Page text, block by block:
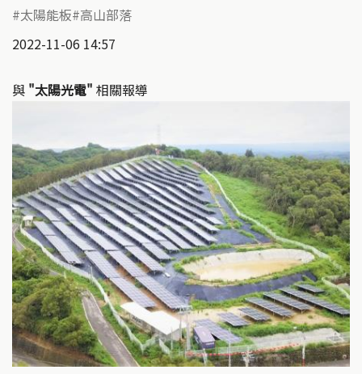
太陽能板 高山部落
2022-11-06 14:57
與 "太陽光電" 相關報導